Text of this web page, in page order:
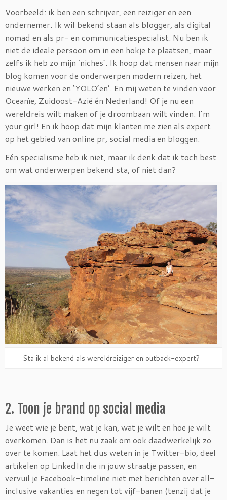
Voorbeeld: ik ben een schrijver, een reiziger en een
ondernemer. Ik wil bekend staan als blogger, als digital
nomad en als pr- en communicatiespecialist. Nu ben ik
niet de ideale persoon om in een hokje te plaatsen, maar
zelfs ik heb zo mijn ‘niches’. Ik hoop dat mensen naar mijn
blog komen voor de onderwerpen modern reizen, het
nieuwe werken en ‘YOLO’en’. En mij weten te vinden voor
Oceanïe, Zuidoost-Azië én Nederland! Of je nu een
wereldreis wilt maken of je droombaan wilt vinden: I’m
your girl! En ik hoop dat mijn klanten me zien als expert
op het gebied van online pr, social media en bloggen.
Eén specialisme heb ik niet, maar ik denk dat ik toch best
om wat onderwerpen bekend sta, of niet dan?
Sta ik al bekend als wereldreiziger en outback-expert?
2. Toon je brand op social media
Je weet wie je bent, wat je kan, wat je wilt en hoe je wilt
overkomen. Dan is het nu zaak om ook daadwerkelijk zo
over te komen. Laat het dus weten in je Twitter-bio, deel
artikelen op LinkedIn die in jouw straatje passen, en
vervuil je Facebook-timeline niet met berichten over all-
inclusive vakanties en negen tot vijf-banen (tenzij dat je